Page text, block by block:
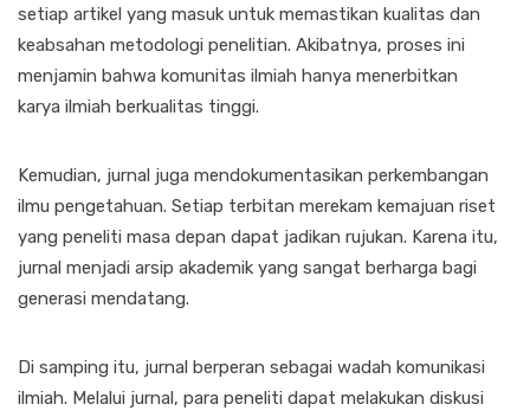
setiap artikel yang masuk untuk memastikan kualitas dan
keabsahan metodologi penelitian. Akibatnya, proses ini
menjamin bahwa komunitas ilmiah hanya menerbitkan
karya ilmiah berkualitas tinggi.
Kemudian, jurnal juga mendokumentasikan perkembangan
ilmu pengetahuan. Setiap terbitan merekam kemajuan riset
yang peneliti masa depan dapat jadikan rujukan. Karena itu,
jurnal menjadi arsip akademik yang sangat berharga bagi
generasi mendatang.
Di samping itu, jurnal berperan sebagai wadah komunikasi
ilmiah. Melalui jurnal, para peneliti dapat melakukan diskusi